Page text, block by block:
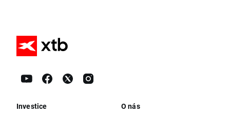
Investice O nás